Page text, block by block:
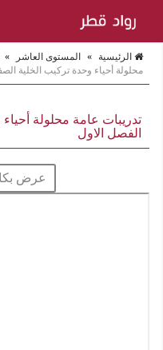
الرئيسية » المستوى العاشر »
محلولة أحياء وحدة تركيب الخلية
تدريبات عامة محلولة
الفصل الاول
عرض